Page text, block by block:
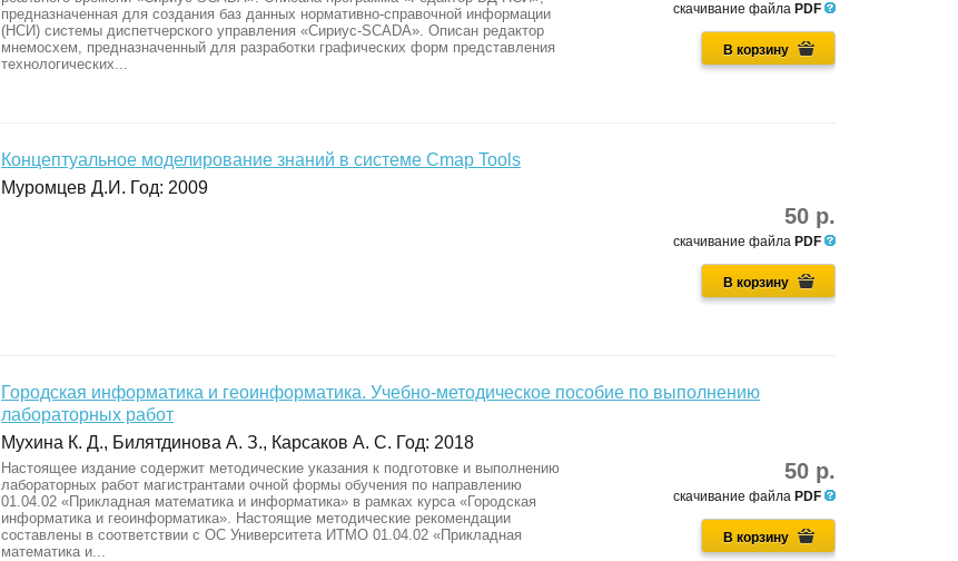
скачивание файла PDF
В корзину
предназначенная для создания баз данных нормативно-справочной информации
(НСИ) системы диспетчерского управления «Сириус-SCADA». Описан редактор
мнемосхем, предназначенный для разработки графических форм представления
технологических...
Концептуальное моделирование знаний в системе Cmap Tools
Муромцев Д.И. Год: 2009
50 р.
скачивание файла PDF
В корзину
Городская информатика и геоинформатика. Учебно-методическое пособие по выполнению
лабораторных работ
Мухина К. Д., Билятдинова А. З., Карсаков А. С. Год: 2018
50 р.
скачивание файла PDF
В корзину
Настоящее издание содержит методические указания к подготовке и выполнению
лабораторных работ магистрантами очной формы обучения по направлению
01.04.02 «Прикладная математика и информатика» в рамках курса «Городская
информатика и геоинформатика». Настоящие методические рекомендации
составлены в соответствии с ОС Университета ИТМО 01.04.02 «Прикладная
математика и...